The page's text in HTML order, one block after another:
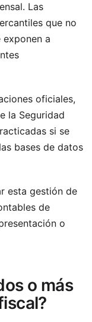
Las
que no
a
oficiales,
la Seguridad
si se
bases de datos
esta gestión de
de
o
o más